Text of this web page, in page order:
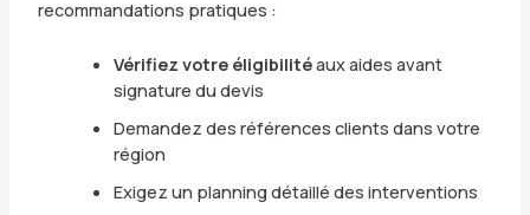
recommandations pratiques :
Vérifiez votre éligibilitéaux aides avant
signature du devis
Demandez des références clients dans votre
région
Exigez un planning détaillé des interventions